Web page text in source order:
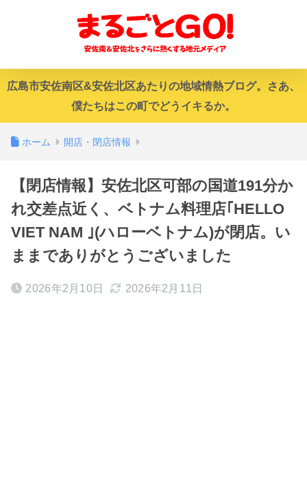
広島市安佐南区&安佐北区あたりの地域情熱ブログ。さあ、
僕たちはこの町でどうイキるか。
ホーム 開店・閉店情報
【閉店情報】安佐北区可部の国道191分か
れ交差点近く、ベトナム料理店｢HELLO
VIET NAM ｣(ハローベトナム)が閉店。い
ままでありがとうございました
2026年2月10日 2026年2月11日